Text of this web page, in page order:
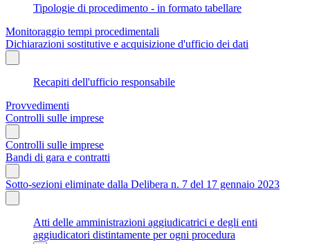
Tipologie di procedimento - in formato tabellare
Monitoraggio tempi procedimentali
Dichiarazioni sostitutive e acquisizione d'ufficio dei dati
Recapiti dell'ufficio responsabile
Provvedimenti
Controlli sulle imprese
Controlli sulle imprese
Bandi di gara e contratti
Sotto-sezioni eliminate dalla Delibera n. 7 del 17 gennaio 2023
Atti delle amministrazioni aggiudicatrici e degli enti
aggiudicatori distintamente per ogni procedura